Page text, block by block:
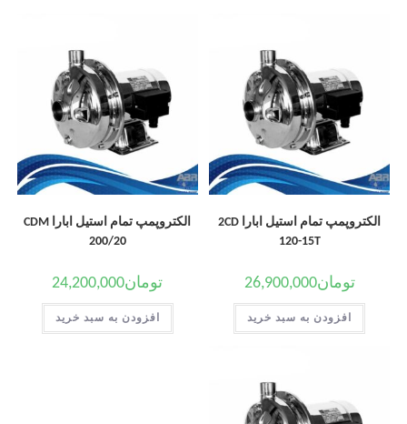
الکتروپمپ تمام استیل ابارا 2CD
120-15T
تومان26,900,000
افزودن به سبد خرید
الکتروپمپ تمام استیل ابارا CDM
200/20
تومان24,200,000
افزودن به سبد خرید